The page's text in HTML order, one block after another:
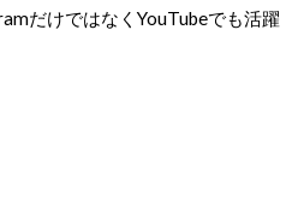
だけではなくYouTubeでも活躍